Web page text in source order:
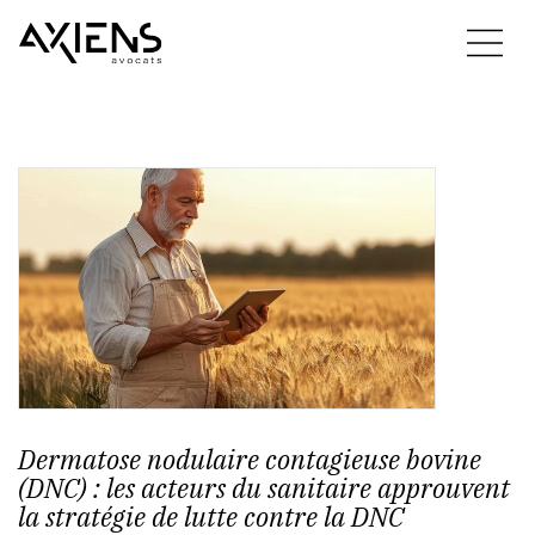
Dermatose nodulaire contagieuse bovine
(DNC) : les acteurs du sanitaire approuvent
la stratégie de lutte contre la DNC